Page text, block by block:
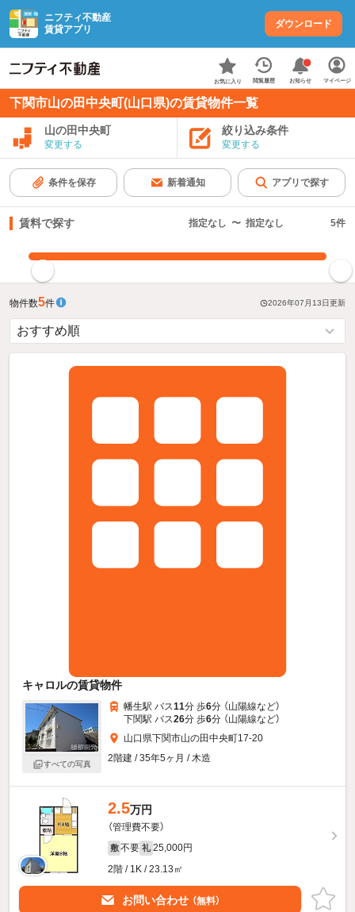
ニフティ不動産
賃貸アプリ
ダウンロード
お気に入り 閲覧履歴 お知らせ マイページ
下関市山の田中央町(山口県)の賃貸物件一覧
山の田中央町
変更する
絞り込み条件
変更する
条件を保存 新着通知 アプリで探す
賃料で探す 指定なし 〜 指定なし 5件
物件数5件 2026年07月13日更新
キャロルの賃貸物件
すべての写真
幡生駅 バス11分 歩6分 （山陽線など）
下関駅 バス26分 歩6分 （山陽線など）
山口県下関市山の田中央町17-20
2階建 / 35年5ヶ月 / 木造
2.5万円
（管理費不要）
敷 不要 礼 25,000円
2階 / 1K / 23.13㎡
お問い合わせ （無料）